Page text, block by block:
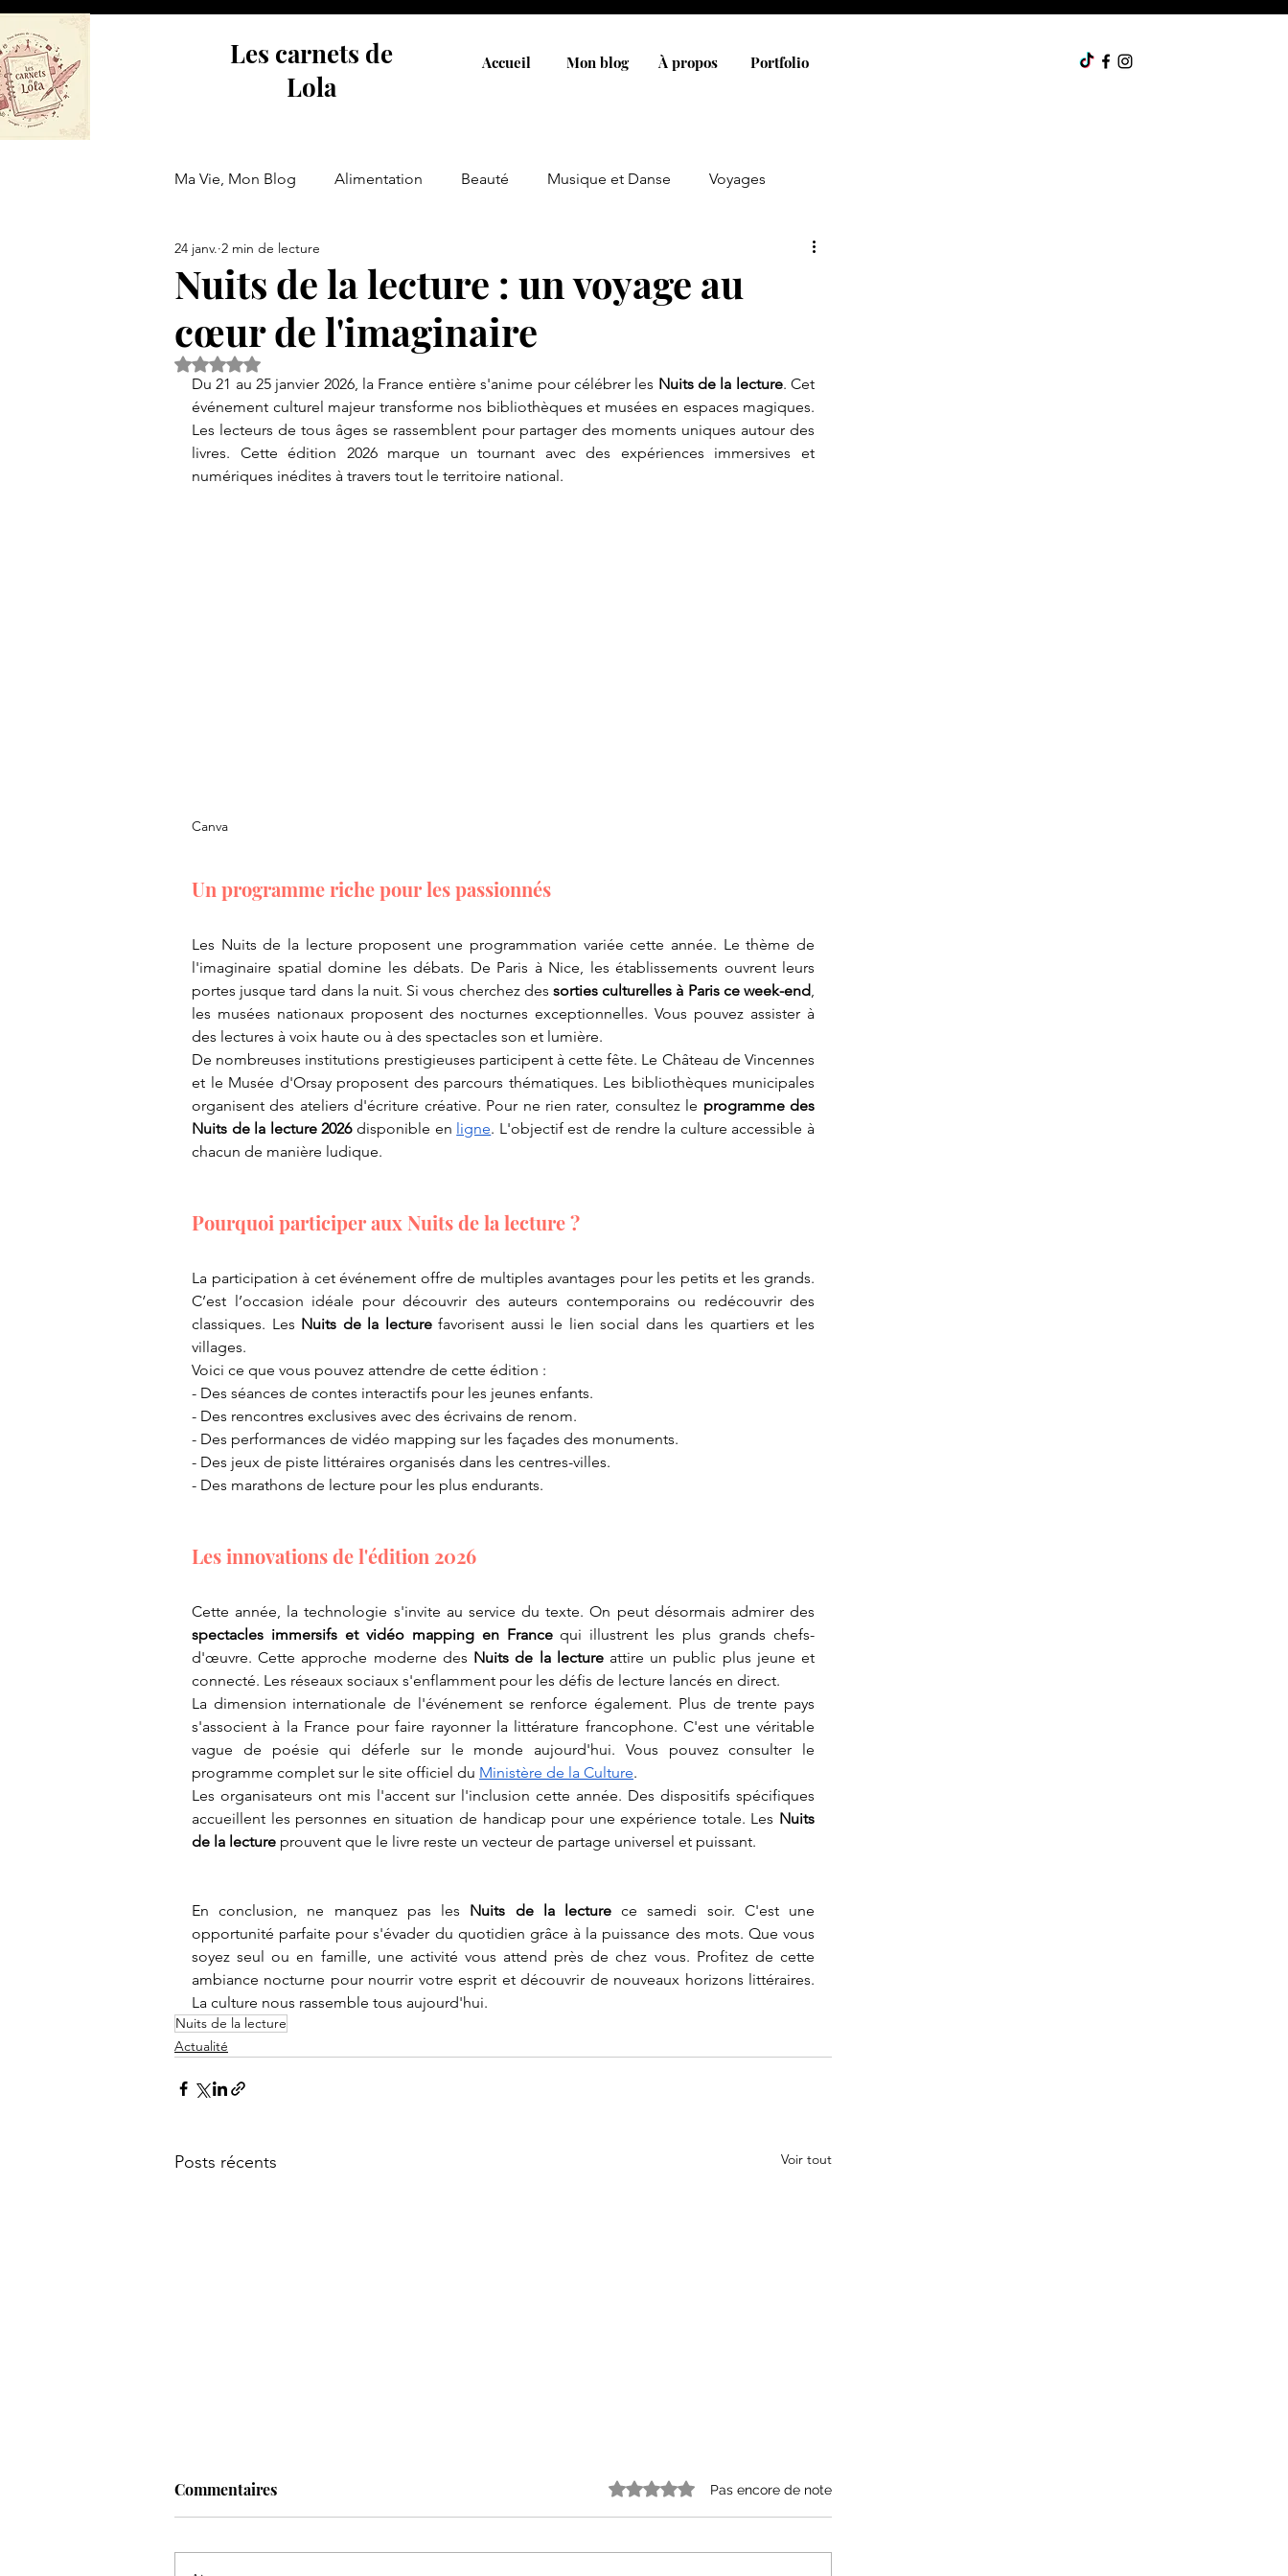
Les carnets de
Lola
Accueil Mon blog À propos Portfolio
Ma Vie, Mon Blog Alimentation Beauté Musique et Danse Voyages
Actualité
Nuits de la lecture : un voyage au
cœur de l'imaginaire
24 janv. 2 min de lecture
Noté NaN étoiles sur 5.
Du 21 au 25 janvier 2026, la France entière s'anime pour célébrer les Nuits de la lecture. Cet
événement culturel majeur transforme nos bibliothèques et musées en espaces magiques.
Les lecteurs de tous âges se rassemblent pour partager des moments uniques autour des
livres. Cette édition 2026 marque un tournant avec des expériences immersives et
numériques inédites à travers tout le territoire national.
Canva
​Un programme riche pour les passionnés
Les Nuits de la lecture proposent une programmation variée cette année. Le thème de
l'imaginaire spatial domine les débats. De Paris à Nice, les établissements ouvrent leurs
portes jusque tard dans la nuit. Si vous cherchez des sorties culturelles à Paris ce week-end
les musées nationaux proposent des nocturnes exceptionnelles. Vous pouvez assister à
des lectures à voix haute ou à des spectacles son et lumière.
De nombreuses institutions prestigieuses participent à cette fête. Le Château de Vincennes
et le Musée d'Orsay proposent des parcours thématiques. Les bibliothèques municipales
organisent des ateliers d'écriture créative. Pour ne rien rater, consultez le programme des
Nuits de la lecture 2026 disponible en ligne. L'objectif est de rendre la culture accessible à
chacun de manière ludique.
​Pourquoi participer aux Nuits de la lecture ?
​La participation à cet événement offre de multiples avantages pour les petits et les grands.
C’est l’occasion idéale pour découvrir des auteurs contemporains ou redécouvrir des
classiques. Les Nuits de la lecture favorisent aussi le lien social dans les quartiers et les
villages.
​Voici ce que vous pouvez attendre de cette édition :
- ​Des séances de contes interactifs pour les jeunes enfants.
- ​Des rencontres exclusives avec des écrivains de renom.
- ​Des performances de vidéo mapping sur les façades des monuments.
- ​Des jeux de piste littéraires organisés dans les centres-villes.
- ​Des marathons de lecture pour les plus endurants.
​Les innovations de l'édition 2026
spectacles immersifs et vidéo mapping en France qui illustrent les plus grands chefs-
d'œuvre. Cette approche moderne des Nuits de la lecture attire un public plus jeune et
connecté. Les réseaux sociaux s'enflamment pour les défis de lecture lancés en direct.
​La dimension internationale de l'événement se renforce également. Plus de trente pays
s'associent à la France pour faire rayonner la littérature francophone. C'est une véritable
vague de poésie qui déferle sur le monde aujourd'hui. Vous pouvez consulter le
programme complet sur le site officiel du Ministère de la Culture.
​Les organisateurs ont mis l'accent sur l'inclusion cette année. Des dispositifs spécifiques
accueillent les personnes en situation de handicap pour une expérience totale. Les Nuits
de la lecture prouvent que le livre reste un vecteur de partage universel et puissant.
​En conclusion, ne manquez pas les Nuits de la lecture ce samedi soir. C'est une
opportunité parfaite pour s'évader du quotidien grâce à la puissance des mots. Que vous
soyez seul ou en famille, une activité vous attend près de chez vous. Profitez de cette
ambiance nocturne pour nourrir votre esprit et découvrir de nouveaux horizons littéraires.
La culture nous rassemble tous aujourd'hui.
Nuits de la lecture
Actualité
Posts récents Voir tout
Commentaires Noté 0 étoile sur 5.Pas encore de note